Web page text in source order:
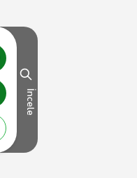
İncele